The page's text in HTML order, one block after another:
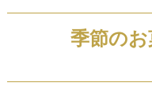
季節の